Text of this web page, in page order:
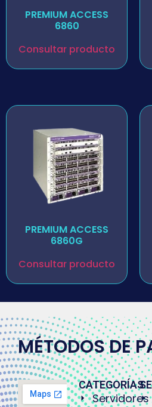
PREMIUM ACCESS
6860
Consultar producto
PREMIUM ACCESS
6860G
Consultar producto
MÉTODOS DE
CATEGORÍAS
Servidores